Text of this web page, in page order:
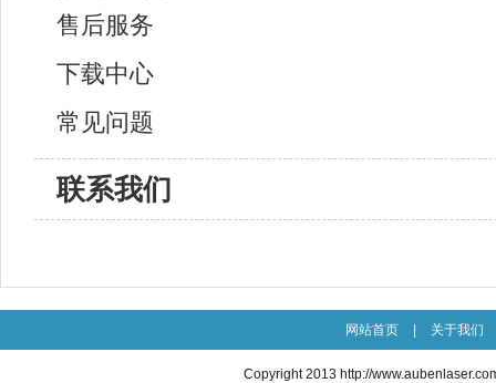
售后服务
下载中心
常见问题
联系我们
网站首页 关于我们
Copyright 2013 http://